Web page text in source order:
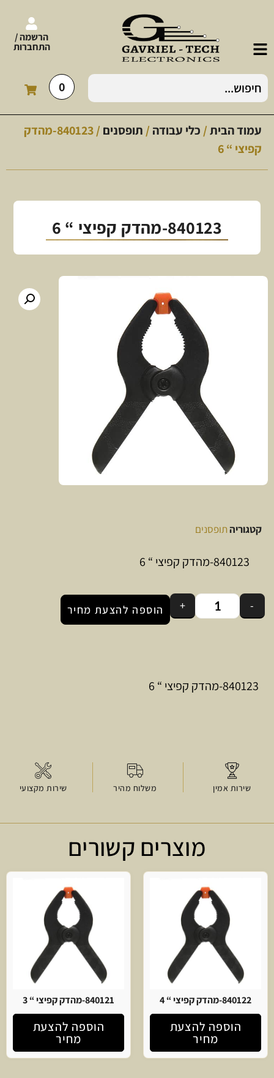
הרשמה /
התחברות
0
עמוד הבית/ כלי עבודה / תופסנים
/ 840123-מהדק
קפיצי “ 6
840123-מהדק קפיצי “ 6
קטגוריהתופסנים
840123-מהדק קפיצי “ 6
-
+ הוספה להצעת מחיר
840123-מהדק קפיצי “ 6
שירות אמין משלוח מהיר שירות מקצועי
מוצרים קשורים
840122-מהדק קפיצי “ 4
הוספה להצעת
מחיר
840121-מהדק קפיצי “ 3
הוספה להצעת
מחיר